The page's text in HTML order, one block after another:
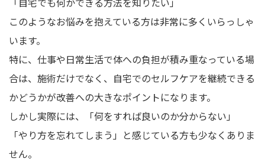
このようなお悩みを抱えている方は非常に多くいらっしゃ
います。
特に、仕事や日常生活で体への負担が積み重なっている場
合は、施術だけでなく、自宅でのセルフケアを継続できる
かどうかが改善への大きなポイントになります。
しかし実際には、「何をすれば良いのか分からない」
「やり方を忘れてしまう」と感じている方も少なくありま
せん。